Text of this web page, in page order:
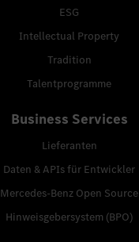
ESG
Intellectual Property
Tradition
Talentprogramme
Business Services
Lieferanten
Daten & APIs für Entwickler
Mercedes-Benz Open Source
Hinweisgebersystem (BPO)